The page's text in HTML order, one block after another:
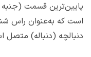
پایین‌ترین قسمت (جنبه
است که به‌عنوان راس
دنبالچه (دنباله) متصل